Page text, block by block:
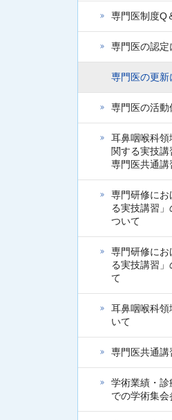
専門医制度Q
専門医の認定
専門医の更新
専門医の活動
耳鼻咽喉科領
関する実技
専門医共通講
専門研修にお
る実技講習」
ついて
専門研修にお
る実技講習
て
耳鼻咽喉科領
いて
専門医共通講
学術業績・
での学術集